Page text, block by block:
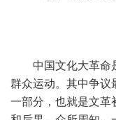
萧
中国文化大革命是
群众运动。其中争议
一部分，也就是文革